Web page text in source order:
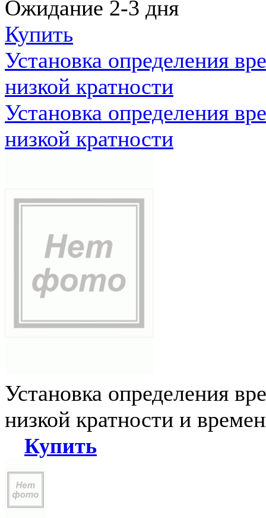
Ожидание 2-3 дня
Купить
Установка определения
низкой кратности
Установка определения
низкой кратности
Установка определения
низкой кратности и
Купить